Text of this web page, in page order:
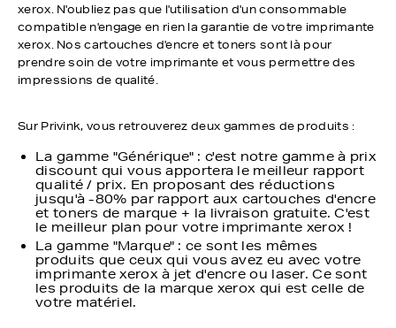
xerox. N'oubliez pas que l'utilisation d'un consommable
compatible n'engage en rien la garantie de votre imprimante
xerox. Nos cartouches d'encre et toners sont là pour
prendre soin de votre imprimante et vous permettre des
impressions de qualité.
Sur Privink, vous retrouverez deux gammes de produits :
La gamme "Générique" : c'est notre gamme à prix
discount qui vous apportera le meilleur rapport
qualité / prix. En proposant des réductions
jusqu'à -80% par rapport aux cartouches d'encre
et toners de marque + la livraison gratuite. C'est
le meilleur plan pour votre imprimante xerox !
La gamme "Marque" : ce sont les mêmes
produits que ceux qui vous avez eu avec votre
imprimante xerox à jet d'encre ou laser. Ce sont
les produits de la marque xerox qui est celle de
votre matériel.